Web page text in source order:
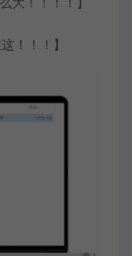
！！！】